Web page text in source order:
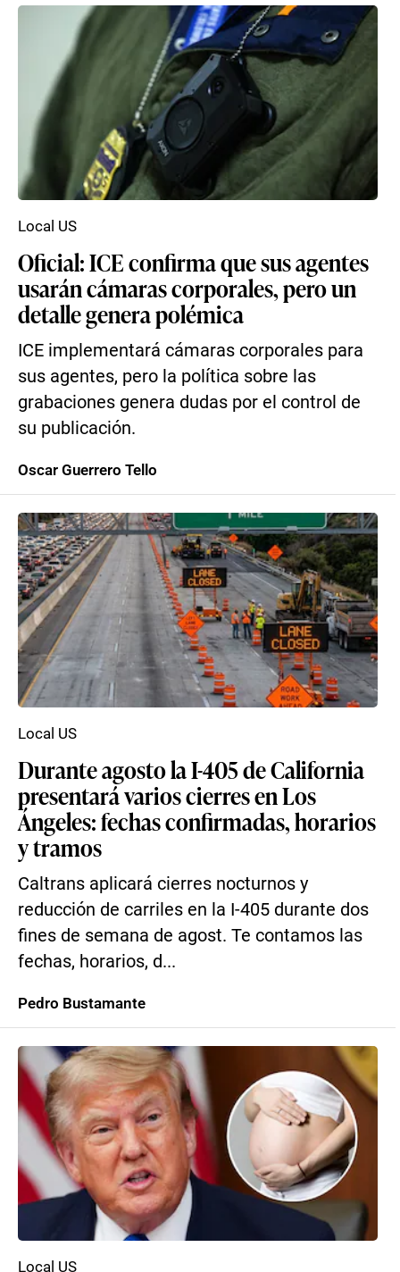
Oficial: ICE confirma que sus agentes
usarán cámaras corporales, pero un
detalle genera polémica
ICE implementará cámaras corporales para
sus agentes, pero la política sobre las
grabaciones genera dudas por el control de
su publicación.
Local US
Oscar Guerrero Tello
Durante agosto la I-405 de California
presentará varios cierres en Los
Ángeles: fechas confirmadas, horarios
y tramos
Caltrans aplicará cierres nocturnos y
reducción de carriles en la I-405 durante dos
fines de semana de agost. Te contamos las
fechas, horarios, d...
Local US
Pedro Bustamante
Local US